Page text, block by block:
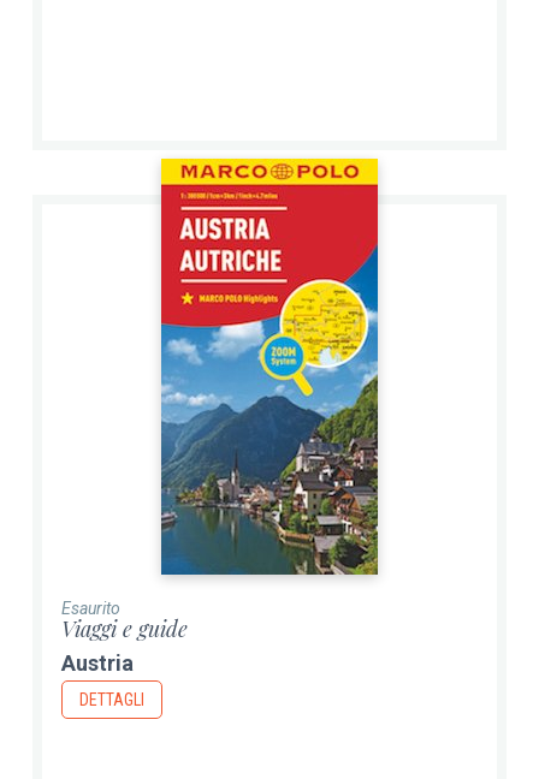
Esaurito
Viaggi e guide
Austria
DETTAGLI